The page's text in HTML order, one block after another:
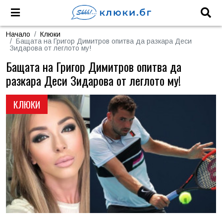
Начало
Клюки
Бащата на Григор Димитров опитва да разкара Деси
Зидарова от леглото му!
КЛЮКИ
Бащата на Григор Димитров опитва да
разкара Деси Зидарова от леглото му!